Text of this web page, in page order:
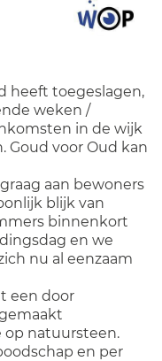
heeft toegeslagen,
weken /
in de wijk
Goud voor Oud kan
aan bewoners
blijk van
binnenkort
en we
nu al eenzaam
een door
natuursteen.
en per